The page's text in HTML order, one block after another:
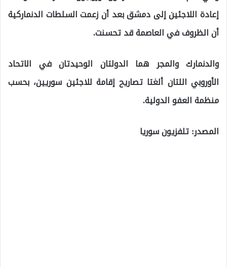
إعادة اللاجئين إلى دمشق بعد أن زعمت السلطات الدنماركية
أن الظروف في العاصمة قد تحسنت.
والدنمارك والمجر هما الدولتان الوحيدتان في الاتحاد
الأوروبي اللتان ألغتا تصاريح إقامة للاجئين سوريين، بحسب
منظمة العفو الدولية.
المصدر: تلفزيون سوريا